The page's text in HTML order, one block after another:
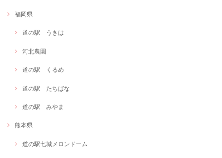
福岡県
道の駅 うきは
河北農園
道の駅 くるめ
道の駅 たちばな
道の駅 みやま
熊本県
道の駅七城メロンドーム